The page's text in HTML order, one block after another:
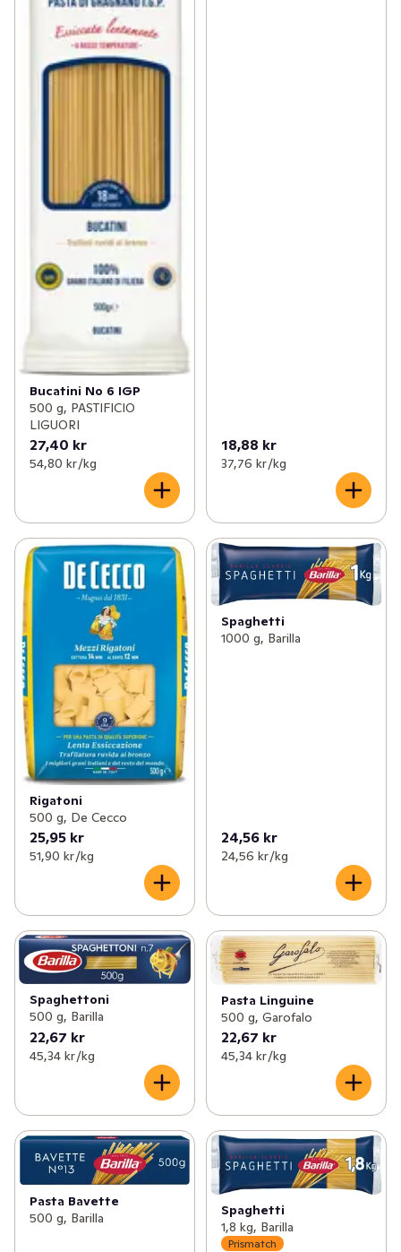
Bucatini No 6 IGP
500 g, PASTIFICIO
LIGUORI
27,40 kr
54,80 kr /kg
18,88 kr
37,76 kr /kg
Rigatoni
500 g, De Cecco
25,95 kr
51,90 kr /kg
Spaghetti
1000 g, Barilla
24,56 kr
24,56 kr /kg
Spaghettoni
500 g, Barilla
22,67 kr
45,34 kr /kg
Pasta Linguine
500 g, Garofalo
22,67 kr
45,34 kr /kg
Pasta Bavette
500 g, Barilla
Spaghetti
1,8 kg, Barilla
Prismatch